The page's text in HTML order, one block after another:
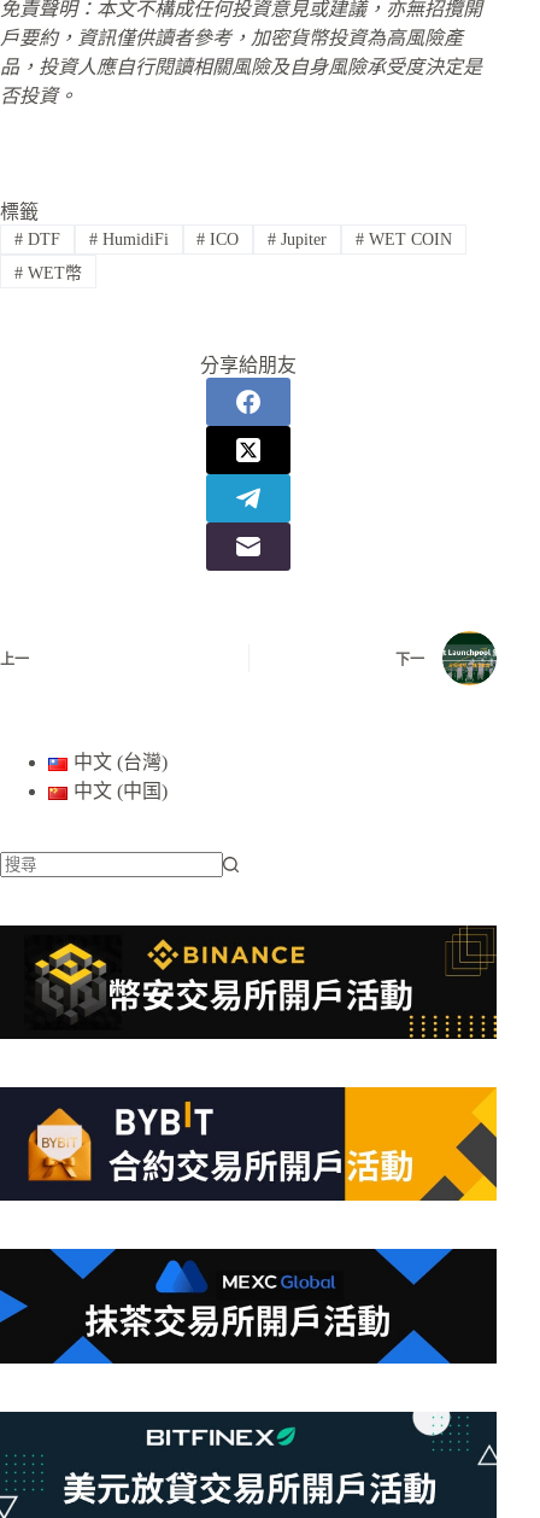
免責聲明：本文不構成任何投資意見或建議，亦無招攬開
戶要約，資訊僅供讀者參考，加密貨幣投資為高風險產
品，投資人應自行閱讀相關風險及自身風險承受度決定是
否投資。
標籤
#DTF #HumidiFi # ICO # Jupiter # WET COIN
#WET幣
分享給朋友
上一 下一
中文 (台灣)
中文 (中国)
不
條